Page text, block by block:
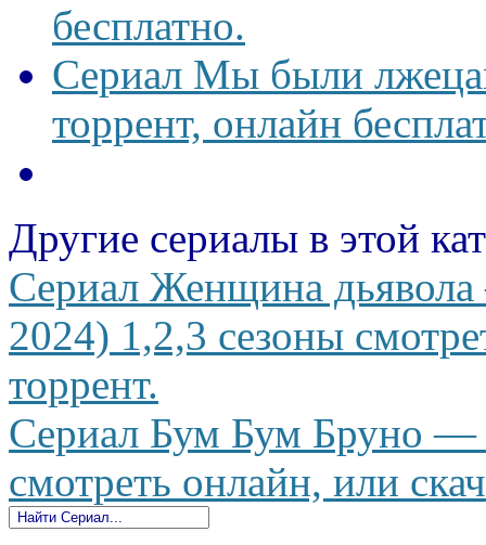
бесплатно.
Сериал Мы были
торрент, онлайн
Другие сериалы в этой
Сериал Женщина
2024) 1,2,3 сезоны
торрент.
Сериал Бум Бум Бруно —
смотреть онлайн, или